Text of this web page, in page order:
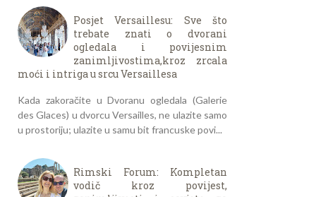
Posjet Versaillesu: Sve što
trebate znati o dvorani
ogledala i povijesnim
zanimljivostima,kroz zrcala
moći i intriga u srcu Versaillesa
Kada zakoračite u Dvoranu ogledala (Galerie
des Glaces) u dvorcu Versailles, ne ulazite samo
u prostoriju; ulazite u samu bit francuske povi...
Rimski Forum: Kompletan
vodič kroz povijest,